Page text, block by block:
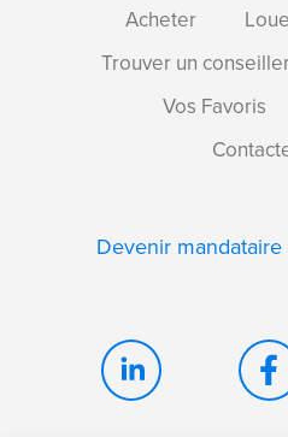
Acheter
Trouver un
Vos Favoris
Devenir